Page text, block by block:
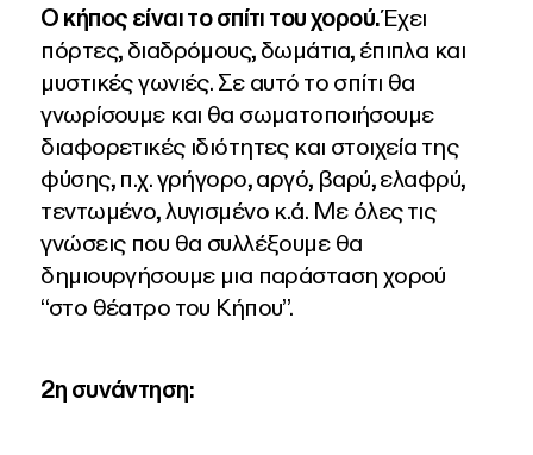
Ο κήπος είναι το σπίτι του χορού.Έχει
πόρτες, διαδρόμους, δωμάτια, έπιπλα και
μυστικές γωνιές. Σε αυτό το σπίτι θα
γνωρίσουμε και θα σωματοποιήσουμε
διαφορετικές ιδιότητες και στοιχεία της
φύσης, π.χ. γρήγορο, αργό, βαρύ, ελαφρύ,
τεντωμένο, λυγισμένο κ.ά. Με όλες τις
γνώσεις που θα συλλέξουμε θα
δημιουργήσουμε μια παράσταση χορού
“στο θέατρο του Κήπου”.
2η συνάντηση: